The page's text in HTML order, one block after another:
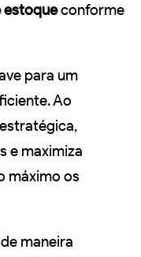
estoqueconforme
para um
Ao
e maximiza
máximo os
maneira